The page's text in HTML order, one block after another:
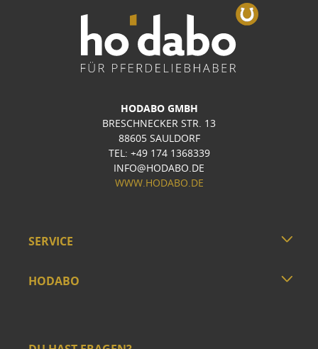
HODABO GMBH
BRESCHNECKER STR. 13
88605 SAULDORF
TEL: +49 174 1368339
INFO@HODABO.DE
WWW.HODABO.DE
SERVICE
HODABO